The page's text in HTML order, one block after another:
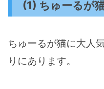
(1) ちゅーるが
ちゅーるが猫に大人
りにあります。